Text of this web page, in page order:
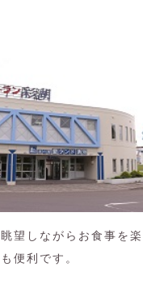
望しながらお食事を
便利です。